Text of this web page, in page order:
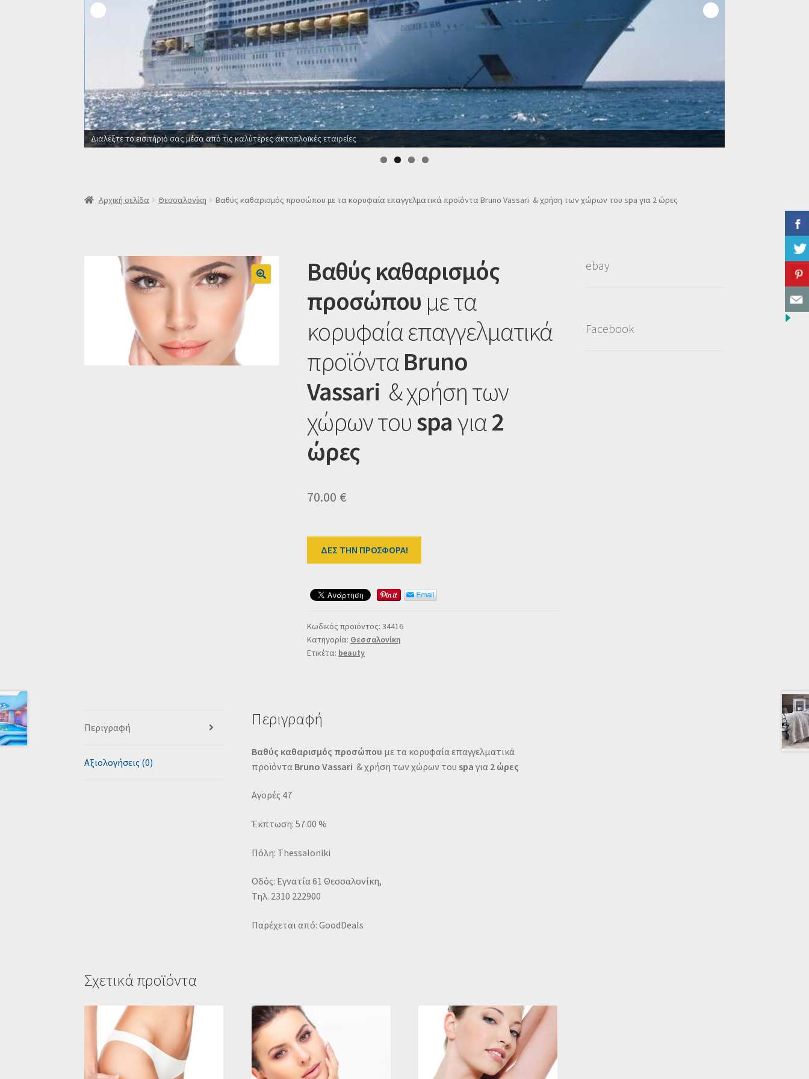
Οι καλύτερες προσφορές σε ξενοδοχεία για όλο το χρόνο
Αρχική σελίδα Θεσσαλονίκη Βαθύς καθαρισμός προσώπου με τα κορυφαία επαγγελματικά προϊόντα Bruno Vassari & χρήση των χώρων του spa για 2 ώρες
Βαθύς καθαρισμός
προσώπου με τα
κορυφαία επαγγελματικά
προϊόνταBruno
Vassari & χρήση των
χώρων τουspaγια2
ώρες
70.00 €
ΔΕΣ ΤΗΝ ΠΡΟΣΦΟΡΑ!
Κωδικός προϊόντος:34416
Κατηγορία: Θεσσαλονίκη
Ετικέτα: beauty
Περιγραφή
Αξιολογήσεις (0)
Περιγραφή
Βαθύς καθαρισμός προσώπου με τα κορυφαία επαγγελματικά
προϊόντα Bruno Vassari & χρήση των χώρων του spa για 2 ώρες
Αγορές 47
Έκπτωση: 57.00 %
Πόλη: Thessaloniki
Οδός: Εγνατία 61 Θεσσαλονίκη,
Τηλ. 2310 222900
Παρέχεται από: GoodDeals
Σχετικά προϊόντα
ebay
Facebook